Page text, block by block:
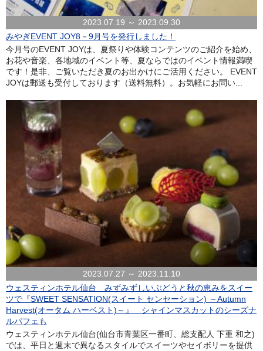
2023.07.19 ～ 2023.09.30
みやぎEVENT JOY8－9月号を発行しました！
今月号のEVENT JOYは、夏祭りや体験コンテンツのご紹介を始め、
お花や音楽、各地域のイベント等、夏ならではのイベント情報満喫
です！是非、ご覧いただき夏のお出かけにご活用ください。 EVENT
JOYは郵送も受付しております（送料無料）。お気軽にお問い...
2023.07.27 ～ 2023.11.10
ウェスティンホテル仙台 みずみずしいぶどうと秋の恵みをスイー
ツで『SWEET SENSATION(スイート センセーション) ～Autumn
Harvest(オータム ハーベスト)～』 シャインマスカットのシーズナ
ルパフェも
ウェスティンホテル仙台(仙台市青葉区一番町、総支配人 下重 和之)
では、平日と週末で異なるスタイルでスイーツやセイボリーを提供